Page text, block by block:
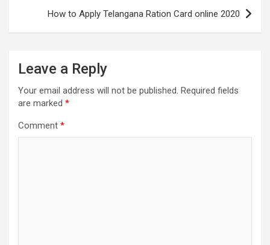
How to Apply Telangana Ration Card online 2020
Leave a Reply
Your email address will not be published. Required fields
are marked *
Comment *